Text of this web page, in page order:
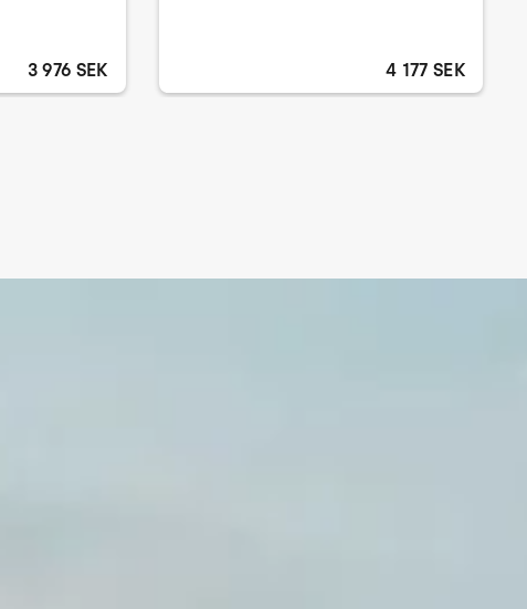
3 976 SEK 4 177 SEK